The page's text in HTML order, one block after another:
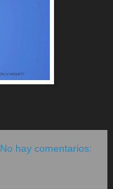
No hay comentarios: